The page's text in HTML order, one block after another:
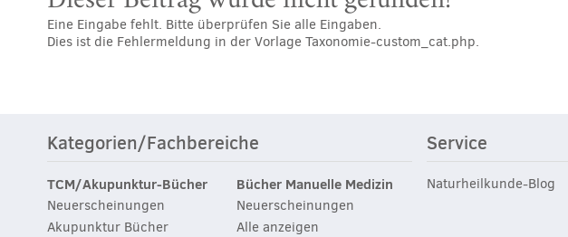
Eine Eingabe fehlt. Bitte überprüfen Sie alle Eingaben.
Dies ist die Fehlermeldung in der Vorlage Taxonomie-custom_cat.php.
Kategorien/Fachbereiche
TCM/Akupunktur-Bücher
Neuerscheinungen
Akupunktur Bücher
Bücher Manuelle Medizin
Neuerscheinungen
Alle anzeigen
Service
Naturheilkunde-Blog